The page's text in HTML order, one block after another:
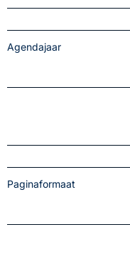
Agendajaar
Paginaformaat